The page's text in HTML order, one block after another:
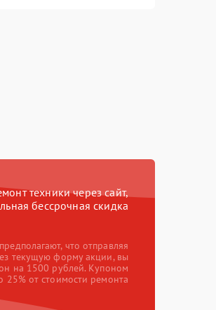
техники через сайт,
бессрочная скидка
что отправляя
текущую форму акции, вы
на 1500 рублей. Купоном
25% от стоимости ремонта